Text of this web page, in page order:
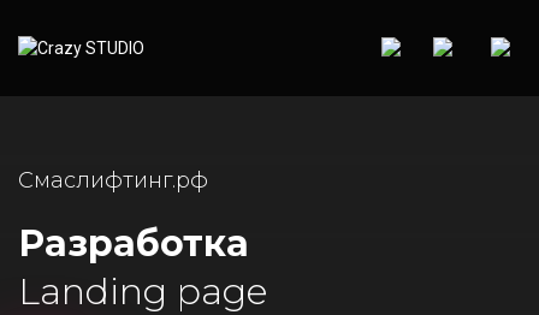
Смаслифтинг.рф
Разработка
Landing page